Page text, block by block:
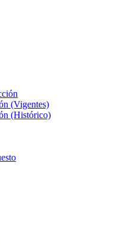
(Vigentes)
(Histórico)